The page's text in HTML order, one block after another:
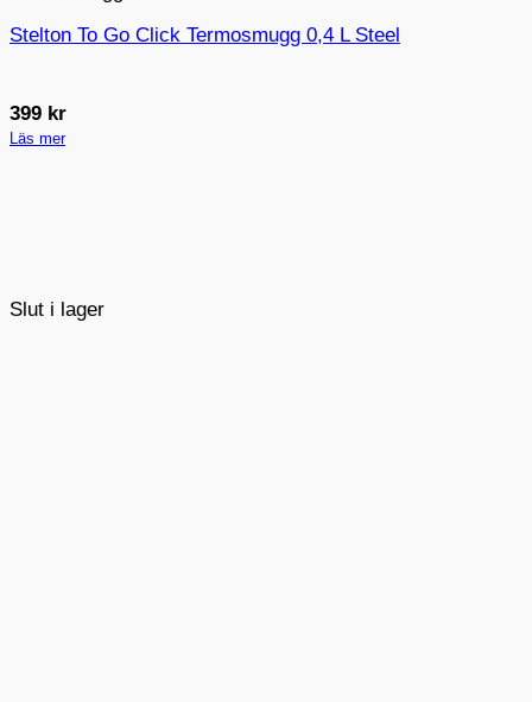
Slut i lager
Stelton To Go Click Termosmugg 0,4 L Steel
399 kr
Läs mer